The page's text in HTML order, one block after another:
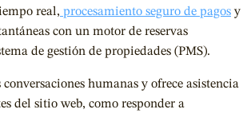
real, procesamiento seguro de pagos y
con un motor de reservas
de gestión de propiedades (PMS).
humanas y ofrece asistencia
del sitio web, como responder a